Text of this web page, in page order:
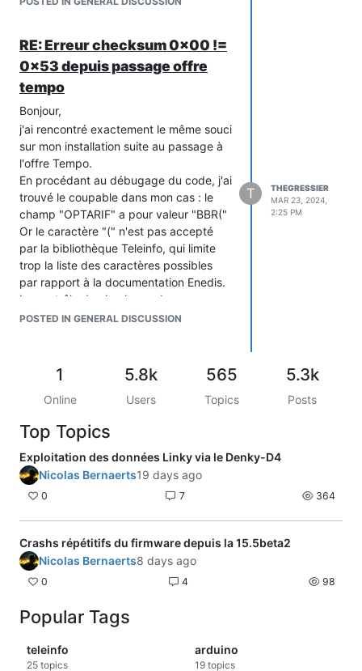
RE: Erreur checksum 0x00 !=
0×53 depuis passage offre
tempo
Bonjour,
j'ai rencontré exactement le même souci
sur mon installation suite au passage à
l'offre Tempo.
En procédant au débugage du code, j'ai
trouvé le coupable dans mon cas : le
champ "OPTARIF" a pour valeur "BBR("
Or le caractère "(" n'est pas accepté
par la bibliothèque Teleinfo, qui limite
trop la liste des caractères possibles
par rapport à la documentation Enedis.
Le contrôle du checksum des message
est correct dès lors que la liste des
l'erreur a bien disparu
PR sur le repository git, je ne suis pas un
expert donc c'est pas garanti.
POSTED IN GENERAL DISCUSSION
T
THEGRESSIER
MAR 23, 2024,
2:25 PM
1
Online
5.8k
Users
565
Topics
5.3k
Posts
Top Topics
Exploitation des données Linky via le Denky-D4
Nicolas Bernaerts19 days ago
0 7 364
Crashs répétitifs du firmware depuis la 15.5beta2
Nicolas Bernaerts8 days ago
0 4 98
Popular Tags
teleinfo
25 topics
arduino
19 topics